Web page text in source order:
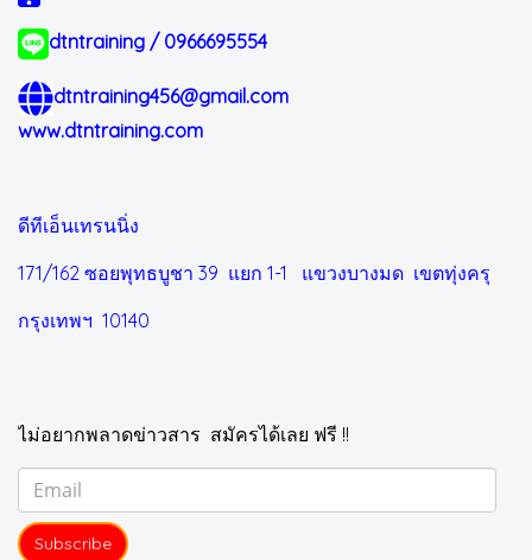
dtntraining / 0966695554
dtntraining456@gmail.com
www.dtntraining.com
ดีทีเอ็นเทรนนิ่ง
171/162 ซอยพุทธบูชา 39 แยก 1-1 แขวงบางมด เขตทุ่งครุ
กรุงเทพฯ 10140
ไม่อยากพลาดข่าวสาร สมัครได้เลย ฟรี !!
Subscribe